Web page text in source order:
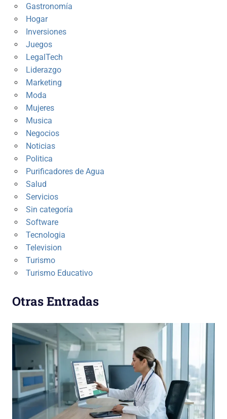
Gastronomía
Hogar
Inversiones
Juegos
LegalTech
Liderazgo
Marketing
Moda
Mujeres
Musica
Negocios
Noticias
Politica
Purificadores de Agua
Salud
Servicios
Sin categoría
Software
Tecnologia
Television
Turismo
Turismo Educativo
Otras Entradas